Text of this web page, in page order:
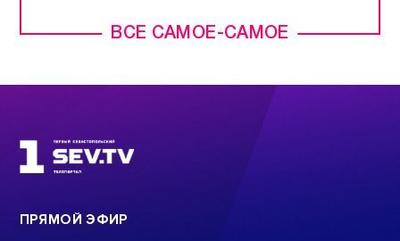
ВСЕ САМОЕ-САМОЕ
ПРЯМОЙ ЭФИР